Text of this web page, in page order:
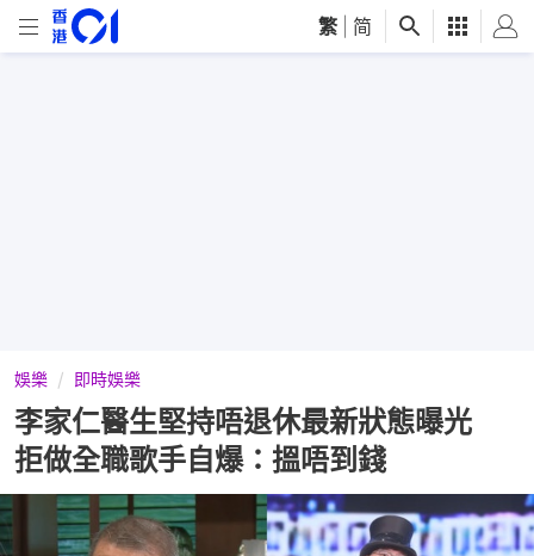
繁 简
娛樂 即時娛樂
李家仁醫生堅持唔退休最新狀態曝光
拒做全職歌手自爆：搵唔到錢